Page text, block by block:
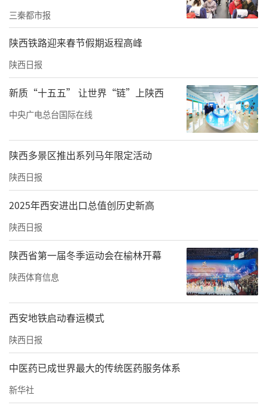
三秦都市报
陕西铁路迎来春节假期返程高峰
陕西日报
新质“十五五” 让世界“链”上陕西
中央广电总台国际在线
陕西多景区推出系列马年限定活动
陕西日报
2025年西安进出口总值创历史新高
陕西日报
陕西省第一届冬季运动会在榆林开幕
陕西体育信息
西安地铁启动春运模式
陕西日报
中医药已成世界最大的传统医药服务体系
新华社